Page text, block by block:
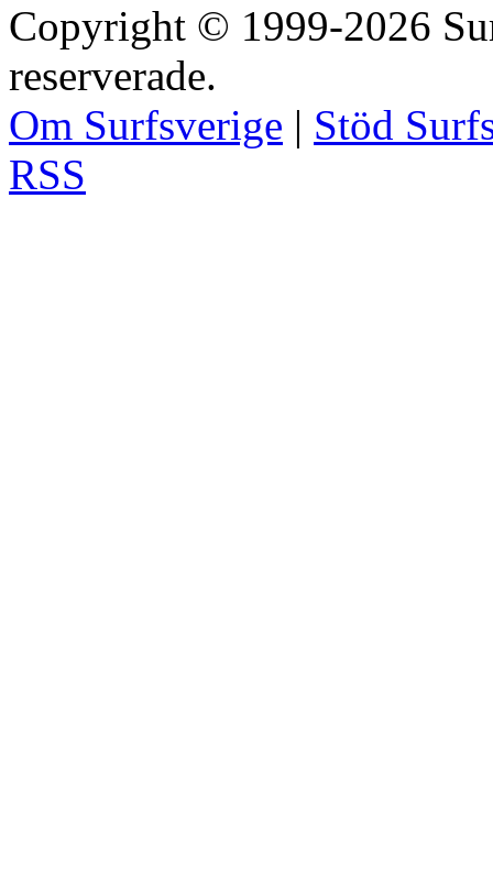
Copyright © 1999-2026
reserverade.
Om Surfsverige | Stöd
RSS